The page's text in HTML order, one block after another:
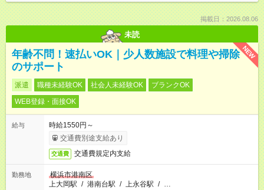
掲載日：2026.08.06
未読
NEW
年齢不問！速払いOK｜少人数施設で料理や掃除
のサポート
派遣 職種未経験OK 社会人未経験OK
ブランクOK
WEB登録・面接OK
給与
時給1550円～
交通費別途支給あり
交通費 交通費規定内支給
勤務地
横浜市港南区
上大岡駅 / 港南台駅 / 上永谷駅 / …